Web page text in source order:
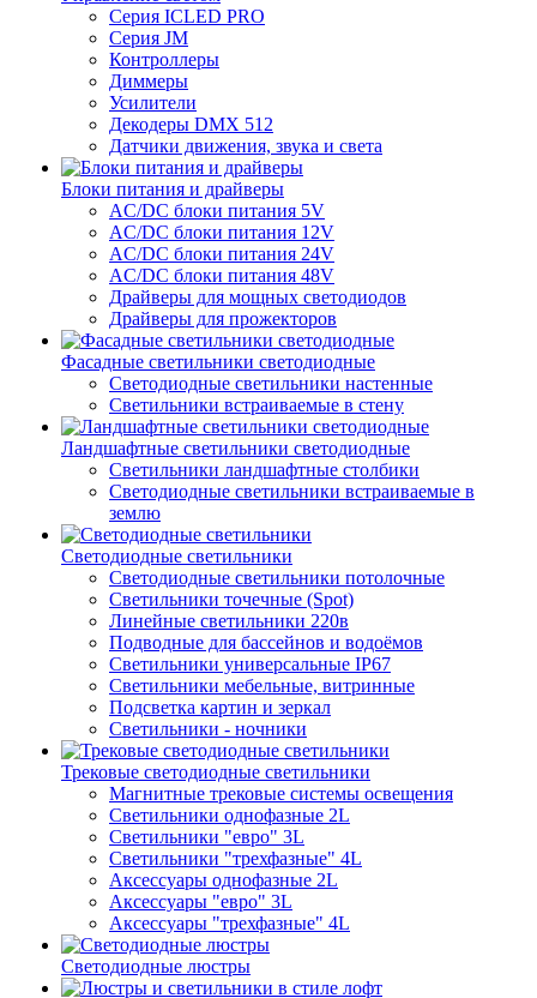
Серия ICLED PRO
Серия JM
Контроллеры
Диммеры
Усилители
Декодеры DMX 512
Датчики движения, звука и света
Блоки питания и драйверы
AC/DC блоки питания 5V
AC/DC блоки питания 12V
AC/DC блоки питания 24V
AC/DC блоки питания 48V
Драйверы для мощных светодиодов
Драйверы для прожекторов
Фасадные светильники светодиодные
Светодиодные светильники настенные
Светильники встраиваемые в стену
Ландшафтные светильники светодиодные
Светильники ландшафтные столбики
Светодиодные светильники встраиваемые в
землю
Светодиодные светильники
Светодиодные светильники потолочные
Светильники точечные (Spot)
Линейные светильники 220в
Подводные для бассейнов и водоёмов
Светильники универсальные IP67
Светильники мебельные, витринные
Подсветка картин и зеркал
Светильники - ночники
Трековые светодиодные светильники
Магнитные трековые системы освещения
Светильники однофазные 2L
Светильники "евро" 3L
Светильники "трехфазные" 4L
Аксессуары однофазные 2L
Аксессуары "евро" 3L
Аксессуары "трехфазные" 4L
Светодиодные люстры